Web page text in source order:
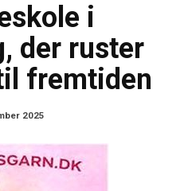
i
der ruster
fremtiden
2025